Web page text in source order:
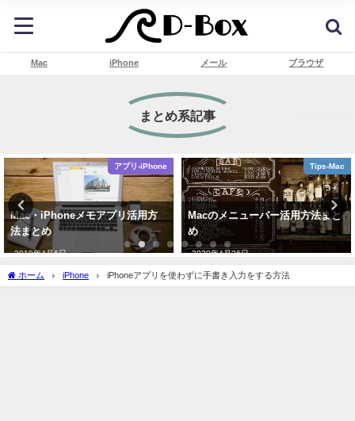
Mac iPhone メール ブラウザ
まとめ系記事
アプリ-iPhone
・iPhoneメモアプリ活用方
とめ
年4月6日
Tips-Mac
Macのメニューバー活用方法まと
め
2020年4月26日
ホーム iPhone iPhoneアプリを使わずに手書き入力をする方法